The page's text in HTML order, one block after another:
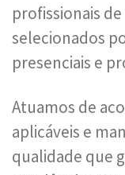
profissionais de
selecionados
presenciais e
Atuamos de
aplicáveis e
qualidade que